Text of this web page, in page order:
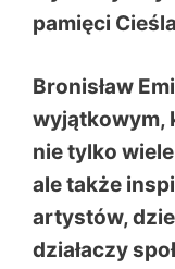
pamięci
Bronisław
wyjątkowym,
nie tylko
ale także
artystów,
działaczy